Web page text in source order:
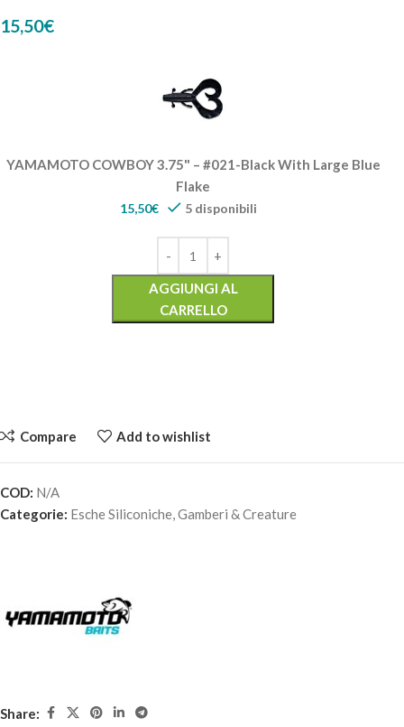
15,50€
YAMAMOTO COWBOY 3.75" – #021-Black With Large Blue
Flake
15,50€ 5 disponibili
AGGIUNGI AL
CARRELLO
YAMAMOTO COWBOY 3.75" – #301-Green Pumpkin With
Compare Add to wishlist
COD: N/A
Categorie: Esche Siliconiche,Gamberi & Creature
Share: